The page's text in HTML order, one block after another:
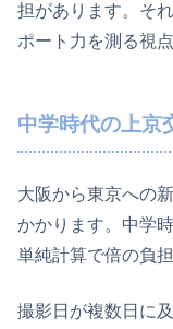
担があります。そ
ポート力を測る視
中学時代の上京
大阪から東京への
かかります。中学
単純計算で倍の負担
撮影日が複数日に